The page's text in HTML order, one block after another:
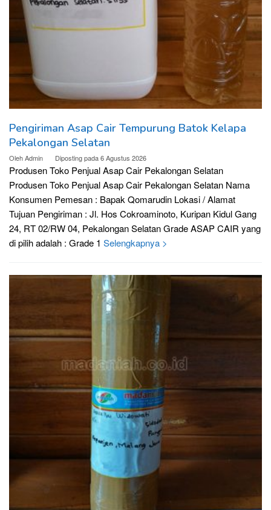
Pengiriman Asap Cair Tempurung Batok Kelapa
Pekalongan Selatan
OlehAdmin Diposting pada6 Agustus 2026
Produsen Toko Penjual Asap Cair Pekalongan Selatan
Produsen Toko Penjual Asap Cair Pekalongan Selatan Nama
Konsumen Pemesan : Bapak Qomarudin Lokasi / Alamat
Tujuan Pengiriman : Jl. Hos Cokroaminoto, Kuripan Kidul Gang
24, RT 02/RW 04, Pekalongan Selatan Grade ASAP CAIR yang
di pilih adalah : Grade 1 Selengkapnya >